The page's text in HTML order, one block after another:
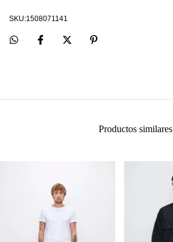
1508071141
Productos similares